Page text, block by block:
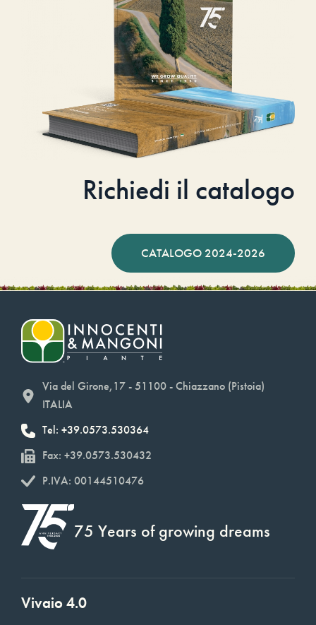
Richiedi il catalogo
CATALOGO 2024-2026
Via del Girone,17 - 51100 - Chiazzano (Pistoia)
ITALIA
Tel: +39.0573.530364
Fax: +39.0573.530432
P.IVA: 00144510476
75 Years of growing dreams
Vivaio 4.0